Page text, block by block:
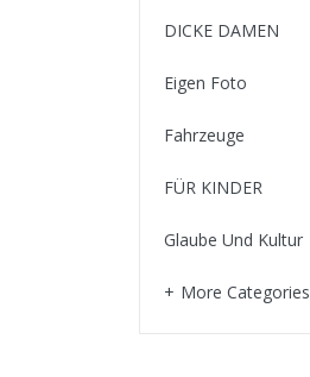
DICKE DAMEN
Eigen Foto
Fahrzeuge
FÜR KINDER
Glaube Und Kultur
More Categories